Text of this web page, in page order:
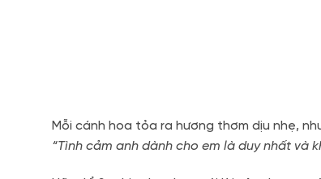
Mỗi cánh hoa tỏa ra hương thơm dịu nhẹ,
“Tình cảm anh dành cho em là duy nhất và